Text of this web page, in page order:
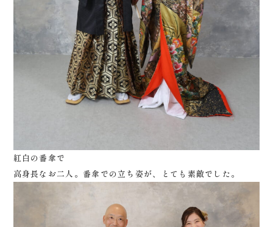
紅白の番傘で
高身長なお二人。番傘での立ち姿が、とても素敵でした。